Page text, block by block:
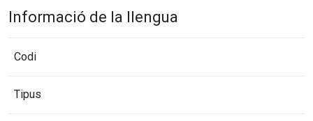
Informació de la llengua
Codi
Tipus